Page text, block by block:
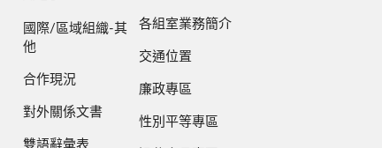
國際/區域組織-其
他
合作現況
對外關係文書
雙語辭彙表
各組室業務簡介
交通位置
廉政專區
性別平等專區